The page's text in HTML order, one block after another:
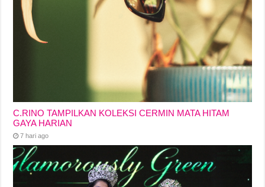
C.RINO TAMPILKAN KOLEKSI CERMIN MATA HITAM
GAYA HARIAN
7 hari ago